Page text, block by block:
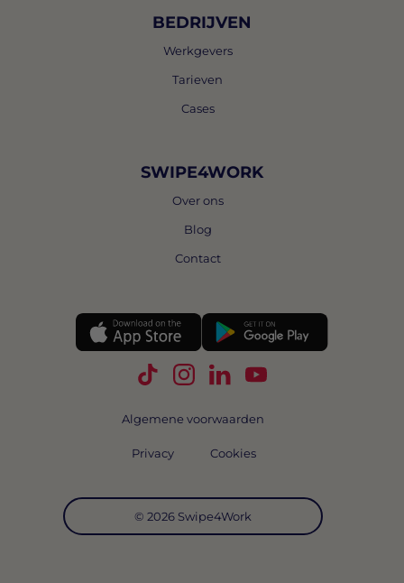
BEDRIJVEN
Werkgevers
Tarieven
Cases
SWIPE4WORK
Over ons
Blog
Contact
Volg Swipe4Work op TikTok
Volg Swipe4Work op
Volg Swipe4Work op
Volg Swipe4Work
© 2026 Swipe4Work
Algemene voorwaarden
Privacy Cookies